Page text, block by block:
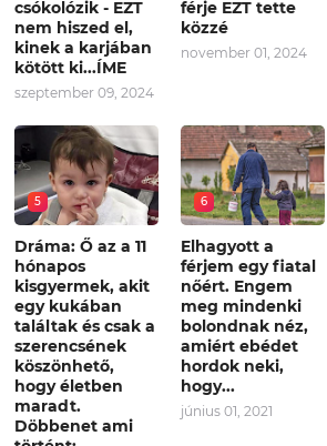
csókolózik - EZT
nem hiszed el,
kinek a karjában
kötött ki...ÍME
szeptember 09, 2024
férje EZT tette
közzé
november 01, 2024
5
Dráma: Ő az a 11
hónapos
kisgyermek, akit
egy kukában
találtak és csak a
szerencsének
köszönhető,
hogy életben
maradt.
Döbbenet ami
6
Elhagyott a
férjem egy fiatal
nőért. Engem
meg mindenki
bolondnak néz,
amiért ebédet
hordok neki,
hogy...
június 01, 2021